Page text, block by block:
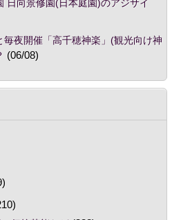
日向景修園(日本庭園)のアジサイ
毎夜開催「高千穂神楽」(観光向け神
(06/08)